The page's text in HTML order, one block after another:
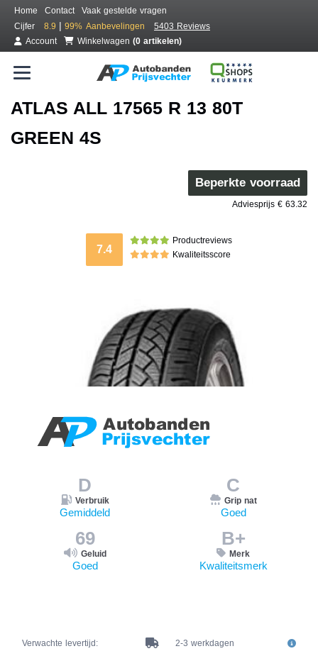
Home Contact
Vaak gestelde vragen
Cijfer
8.9 | 99% Aanbevelingen
5403 Reviews
Account
Winkelwagen (0 artikelen)
ATLAS ALL 17565 R 13 80T
GREEN 4S
Beperkte voorraad
Adviesprijs € 63.32
7.4
Productreviews
Kwaliteitsscore
D
Verbruik
Gemiddeld
C
Grip nat
Goed
69
Geluid
Goed
B+
Merk
Kwaliteitsmerk
Verwachte levertijd:
2-3 werkdagen